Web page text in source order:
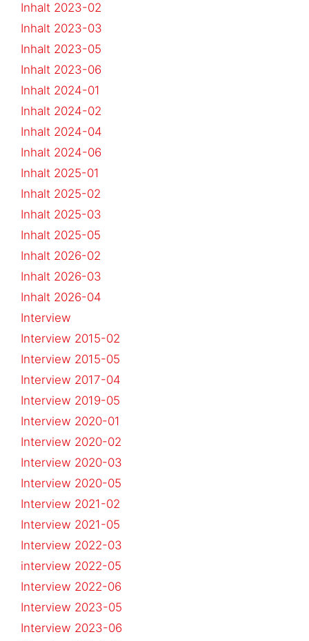
Inhalt 2023-02
Inhalt 2023-03
Inhalt 2023-05
Inhalt 2023-06
Inhalt 2024-01
Inhalt 2024-02
Inhalt 2024-04
Inhalt 2024-06
Inhalt 2025-01
Inhalt 2025-02
Inhalt 2025-03
Inhalt 2025-05
Inhalt 2026-02
Inhalt 2026-03
Inhalt 2026-04
Interview
Interview 2015-02
Interview 2015-05
Interview 2017-04
Interview 2019-05
Interview 2020-01
Interview 2020-02
Interview 2020-03
Interview 2020-05
Interview 2021-02
Interview 2021-05
Interview 2022-03
interview 2022-05
Interview 2022-06
Interview 2023-05
Interview 2023-06